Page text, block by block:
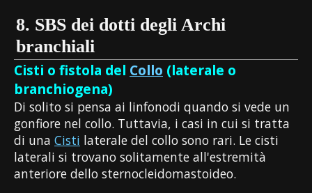
8. SBS dei dotti degli Archi
branchiali
Cisti o fistola del Collo (laterale o
branchiogena)
Di solito si pensa ai linfonodi quando si vede un
gonfiore nel collo. Tuttavia, i casi in cui si tratta
di una Cisti laterale del collo sono rari. Le cisti
laterali si trovano solitamente all'estremità
anteriore dello sternocleidomastoideo.